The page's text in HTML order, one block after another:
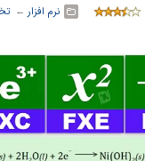
نرم افزار ← ‏